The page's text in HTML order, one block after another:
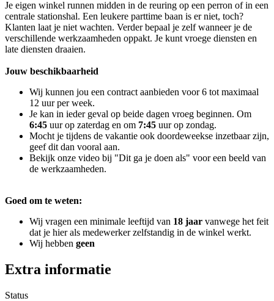
Je eigen winkel runnen midden in de reuring op een perron of in een
centrale stationshal. Een leukere parttime baan is er niet, toch?
Klanten laat je niet wachten. Verder bepaal je zelf wanneer je de
verschillende werkzaamheden oppakt. Je kunt vroege diensten en
late diensten draaien.
Jouw beschikbaarheid
Wij kunnen jou een contract aanbieden voor 6 tot maximaal
12 uur per week.
Je kan in ieder geval op beide dagen vroeg beginnen. Om
6:45 uur op zaterdag en om 7:45 uur op zondag.
Mocht je tijdens de vakantie ook doordeweekse inzetbaar zijn,
geef dit dan vooral aan.
Bekijk onze video bij "Dit ga je doen als" voor een beeld van
de werkzaamheden.
Goed om te weten:
Wij vragen een minimale leeftijd van 18 jaar vanwege het feit
dat je hier als medewerker zelfstandig in de winkel werkt.
Wij hebben geen
Extra informatie
Status